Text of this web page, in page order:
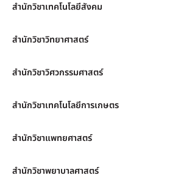
สำนักวิชาเทคโนโลยีสังคม
สำนักวิชาวิทยาศาสตร์
สำนักวิชาวิศวกรรมศาสตร์
สำนักวิชาเทคโนโลยีการเกษตร
สำนักวิชาแพทยศาสตร์
สำนักวิชาพยาบาลศาสตร์